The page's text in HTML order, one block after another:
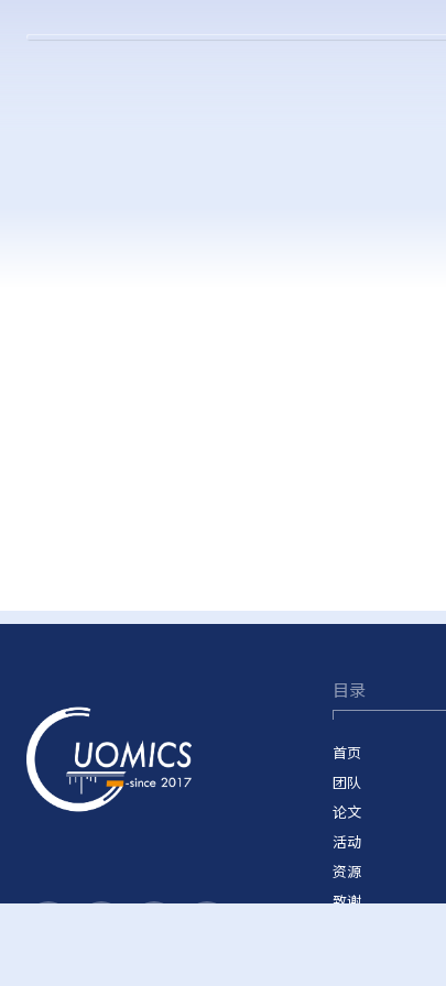
目录
首页
团队
论文
活动
资源
致谢